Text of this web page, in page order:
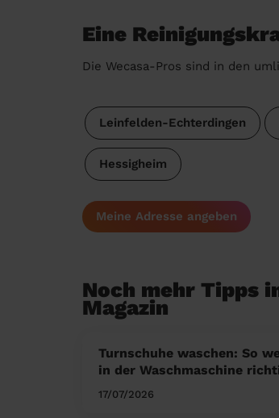
Eine
Die Wecasa-Pros sind in den
Leinfelden-Echterdingen
Hessigheim
Meine Adresse angeben
Noch mehr Tipps
Magazin
Turnschuhe waschen: So
in der Waschmaschine
17/07/2026